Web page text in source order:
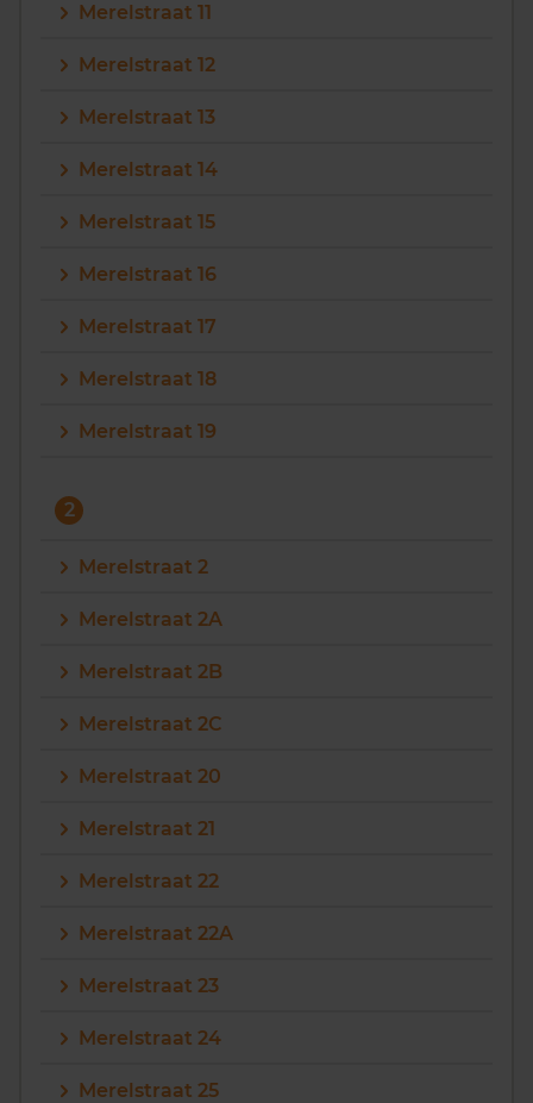
Maandag t/m vrijdag - 08:00 -18:00
Merelstraat 11
Merelstraat 12
Merelstraat 13
Merelstraat 14
Merelstraat 15
Merelstraat 16
Merelstraat 17
Merelstraat 18
Merelstraat 19
2
Merelstraat 2
Merelstraat 2A
Merelstraat 2B
Merelstraat 2C
Merelstraat 20
Merelstraat 21
Merelstraat 22
Merelstraat 22A
Merelstraat 23
Merelstraat 24
Merelstraat 25